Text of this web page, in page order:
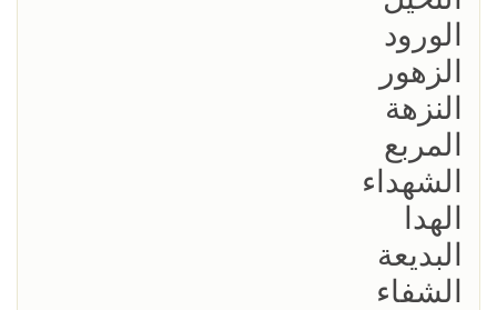
الورود
الزهور
النزهة
المربع
الشهداء
الهدا
البديعة
الشفاء